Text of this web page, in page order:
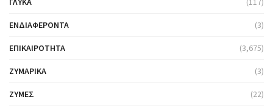
ΕΝΔΙΑΦΈΡΟΝΤΑ (3)
ΕΠΙΚΑΙΡΌΤΗΤΑ (3,675)
ΖΥΜΑΡΙΚΆ (3)
ΖΎΜΕΣ (22)